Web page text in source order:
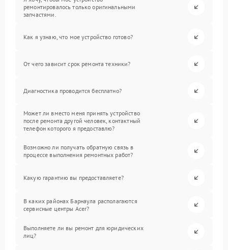
ремонтировалось только оригинальными
запчастями.
Как я узнаю, что мое устройство готово?
От чего зависит срок ремонта техники?
Диагностика проводится бесплатно?
Может ли вместо меня принять устройство
после ремонта другой человек, контактный
телефон которого я предоставлю?
Возможно ли получать обратную связь в
процессе выполнения ремонтных работ?
Какую гарантию вы предоставляете?
В каких районах Барнаула располагаются
сервисные центры Acer?
Выполняете ли вы ремонт для юридических
лиц?